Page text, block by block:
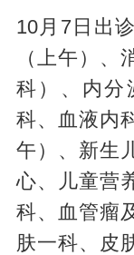
10月7日出
（上午）、
科）、内分
科、血液内
午）、新生
心、儿童营
科、血管瘤
肤一科、皮